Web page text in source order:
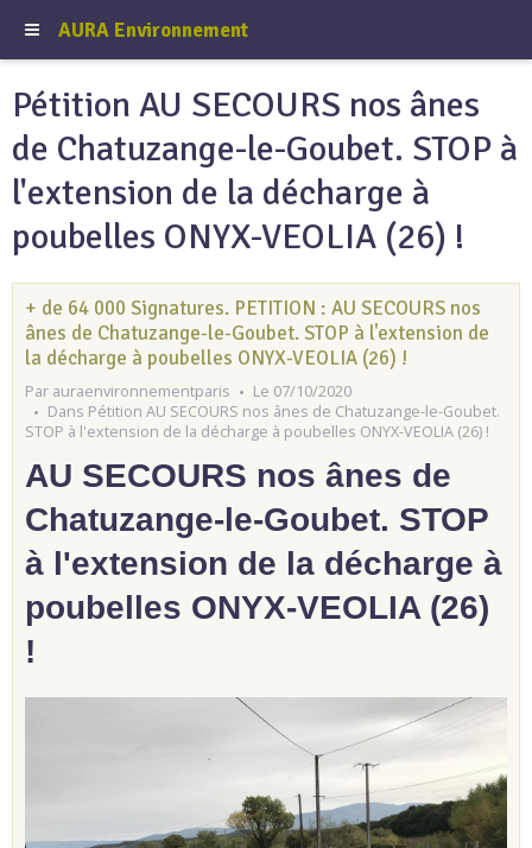
AURA Environnement
Pétition AU SECOURS nos ânes
de Chatuzange-le-Goubet. STOP à
l'extension de la décharge à
poubelles ONYX-VEOLIA (26) !
+ de 64 000 Signatures. PETITION : AU SECOURS nos
ânes de Chatuzange-le-Goubet. STOP à l'extension de
la décharge à poubelles ONYX-VEOLIA (26) !
Par auraenvironnementparis
Le 07/10/2020
Dans Pétition AU SECOURS nos ânes de Chatuzange-le-Goubet.
STOP à l'extension de la décharge à poubelles ONYX-VEOLIA (26) !
AU SECOURS nos ânes de
Chatuzange-le-Goubet. STOP
à l'extension de la décharge à
poubelles ONYX-VEOLIA (26)
!